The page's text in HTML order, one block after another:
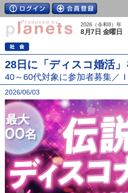
2026（令和8）年
8月7日 金曜日
28日に「ディスコ婚活
40～60代対象に参加者募集／
2026/06/03